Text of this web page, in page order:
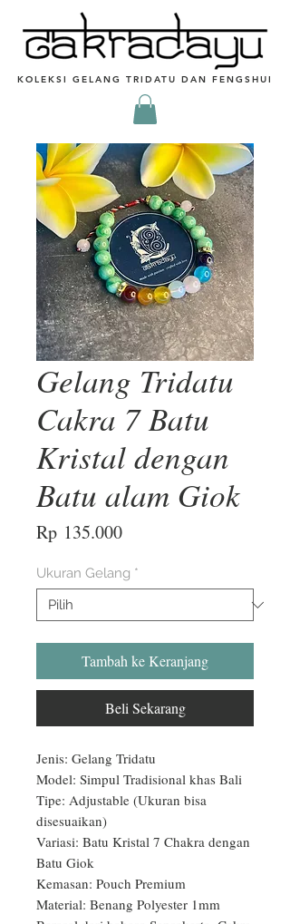
KOLEKSI GELANG TRIDATU DAN FENGSHUI
Gelang Tridatu
Cakra 7 Batu
Kristal dengan
Batu alam Giok
Rp 135.000Harga
Ukuran Gelang *
Tambah ke Keranjang
Beli Sekarang
Jenis: Gelang Tridatu
Model: Simpul Tradisional khas Bali
Tipe: Adjustable (Ukuran bisa
disesuaikan)
Variasi: Batu Kristal 7 Chakra dengan
Batu Giok
Kemasan: Pouch Premium
Material: Benang Polyester 1mm